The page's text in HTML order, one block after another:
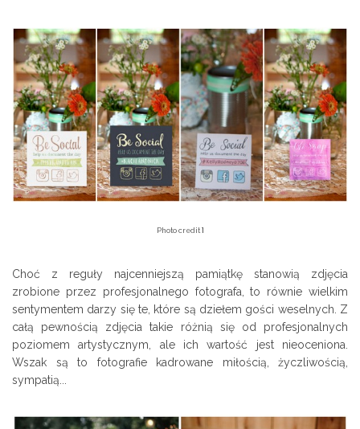
Photo credit1
Choć z reguły najcenniejszą pamiątkę stanowią zdjęcia
zrobione przez profesjonalnego fotografa, to równie wielkim
sentymentem darzy się te, które są dziełem gości weselnych. Z
całą pewnością zdjęcia takie różnią się od profesjonalnych
poziomem artystycznym, ale ich wartość jest nieoceniona.
Wszak są to fotografie kadrowane miłością, życzliwością,
sympatią...